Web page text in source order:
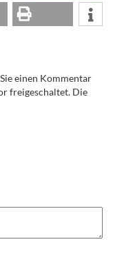
einen Kommentar
freigeschaltet. Die